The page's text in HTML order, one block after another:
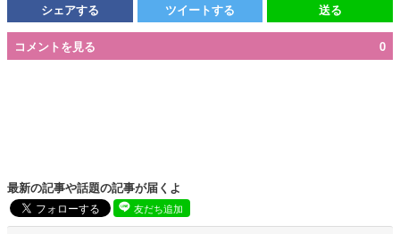
シェアする ツイートする 送る
コメントを見る 0
最新の記事や話題の記事が届くよ
友だち追加